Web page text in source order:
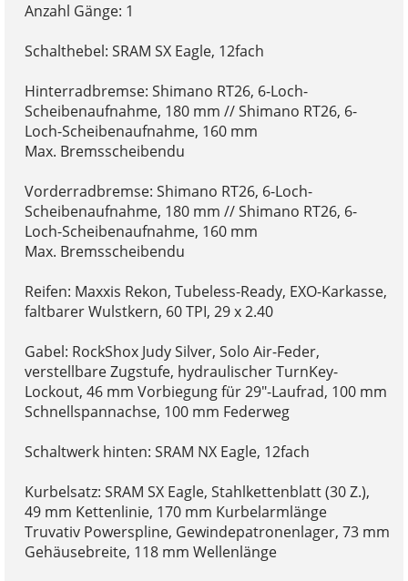
Anzahl Gänge: 1
Schalthebel: SRAM SX Eagle, 12fach
Hinterradbremse: Shimano RT26, 6-Loch-
Scheibenaufnahme, 180 mm // Shimano RT26, 6-
Loch-Scheibenaufnahme, 160 mm
Max. Bremsscheibendu
Vorderradbremse: Shimano RT26, 6-Loch-
Scheibenaufnahme, 180 mm // Shimano RT26, 6-
Loch-Scheibenaufnahme, 160 mm
Max. Bremsscheibendu
Reifen: Maxxis Rekon, Tubeless-Ready, EXO-Karkasse,
faltbarer Wulstkern, 60 TPI, 29 x 2.40
Gabel: RockShox Judy Silver, Solo Air-Feder,
verstellbare Zugstufe, hydraulischer TurnKey-
Lockout, 46 mm Vorbiegung für 29"-Laufrad, 100 mm
Schnellspannachse, 100 mm Federweg
Schaltwerk hinten: SRAM NX Eagle, 12fach
Kurbelsatz: SRAM SX Eagle, Stahlkettenblatt (30 Z.),
49 mm Kettenlinie, 170 mm Kurbelarmlänge
Truvativ Powerspline, Gewindepatronenlager, 73 mm
Gehäusebreite, 118 mm Wellenlänge